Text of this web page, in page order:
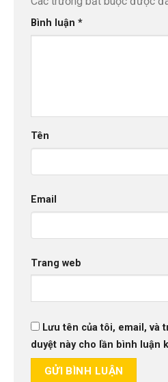
Bình luận *
Tên
Email
Trang web
Lưu tên của tôi, email, và
duyệt này cho lần bình luận